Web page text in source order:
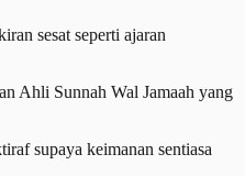
sesat seperti ajaran
Ahli Sunnah Wal Jamaah yang
supaya keimanan sentiasa